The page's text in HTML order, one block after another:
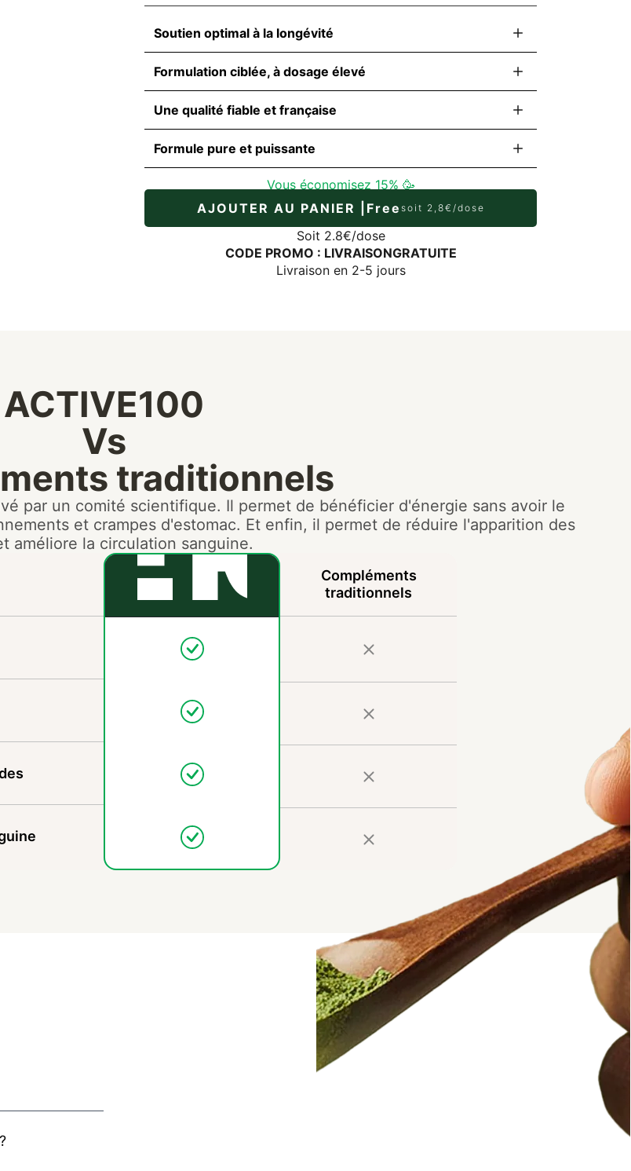
Soutien optimal à la longévité
Formulation ciblée, à dosage élevé
Une qualité fiable et française
Formule pure et puissante
Vous économisez 15% 🥳
AJOUTER AU PANIER | Free soit 2,8€/dose
Soit 2.8€/dose
CODE PROMO : LIVRAISONGRATUITE
Livraison en 2-5 jours
ACTIVE100
Vs
traditionnels
par un comité scientifique. Il permet de bénéficier d'énergie sans avoir le
et crampes d'estomac. Et enfin, il permet de réduire l'apparition des
améliore la circulation sanguine.
Compléments
traditionnels